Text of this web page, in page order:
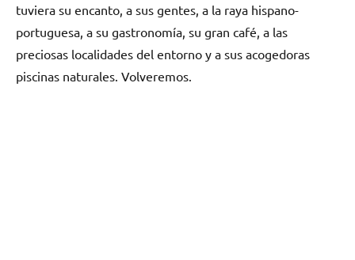
tuviera su encanto, a sus gentes, a la raya hispano-
portuguesa, a su gastronomía, su gran café, a las
preciosas localidades del entorno y a sus acogedoras
piscinas naturales. Volveremos.